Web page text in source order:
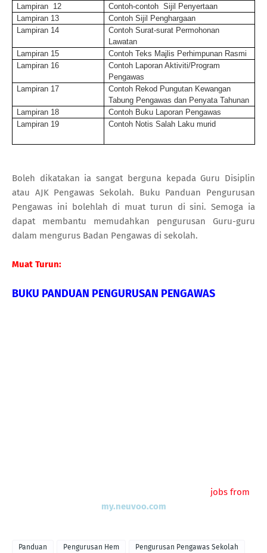
Lampiran 12
Contoh-contoh Sijil Penyertaan
Lampiran 13
Contoh Sijil Penghargaan
Lampiran 14
Contoh Surat-surat Permohonan
Lawatan
Lampiran 15
Contoh Teks Majlis Perhimpunan Rasmi
Lampiran 16
Contoh Laporan Aktiviti/Program
Pengawas
Lampiran 17
Contoh Rekod Pungutan Kewangan
Tabung Pengawas dan Penyata Tahunan
Lampiran 18
Contoh Buku Laporan Pengawas
Lampiran 19
Contoh Notis Salah Laku murid
Boleh dikatakan ia sangat berguna kepada Guru Disiplin
atau AJK Pengawas Sekolah. Buku Panduan Pengurusan
Pengawas ini bolehlah di muat turun di sini. Semoga ia
dapat membantu memudahkan pengurusan Guru-guru
dalam mengurus Badan Pengawas di sekolah.
Muat Turun:
BUKU PANDUAN PENGURUSAN PENGAWAS
jobs from
my.neuvoo.com
Panduan Pengurusan Hem Pengurusan Pengawas Sekolah